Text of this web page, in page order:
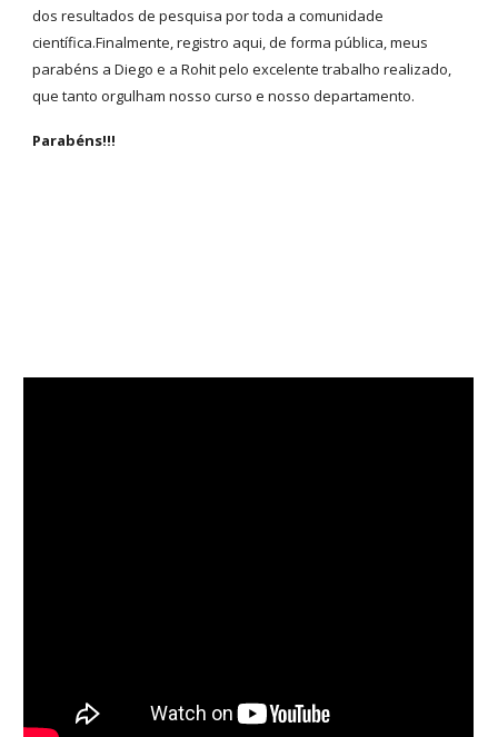
dos resultados de pesquisa por toda a comunidade
científica.Finalmente, registro aqui, de forma pública, meus
parabéns a Diego e a Rohit pelo excelente trabalho realizado,
que tanto orgulham nosso curso e nosso departamento.
Parabéns!!!